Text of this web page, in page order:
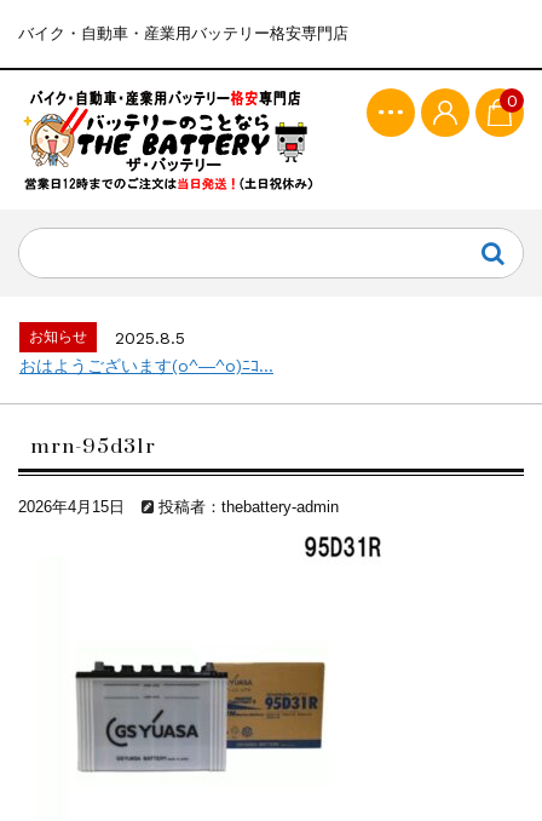
バイク・自動車・産業用バッテリー格安専門店
0
お知らせ
2025.8.5
おはようございます(o^―^o)ﾆｺ...
mrn-95d31r
2026年4月15日 投稿者：thebattery-admin